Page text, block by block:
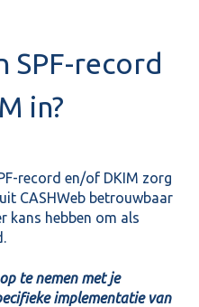
SPF-record
in?
record en/of DKIM zorg
CASHWeb betrouwbaar
kans hebben om als
te nemen met je
implementatie van